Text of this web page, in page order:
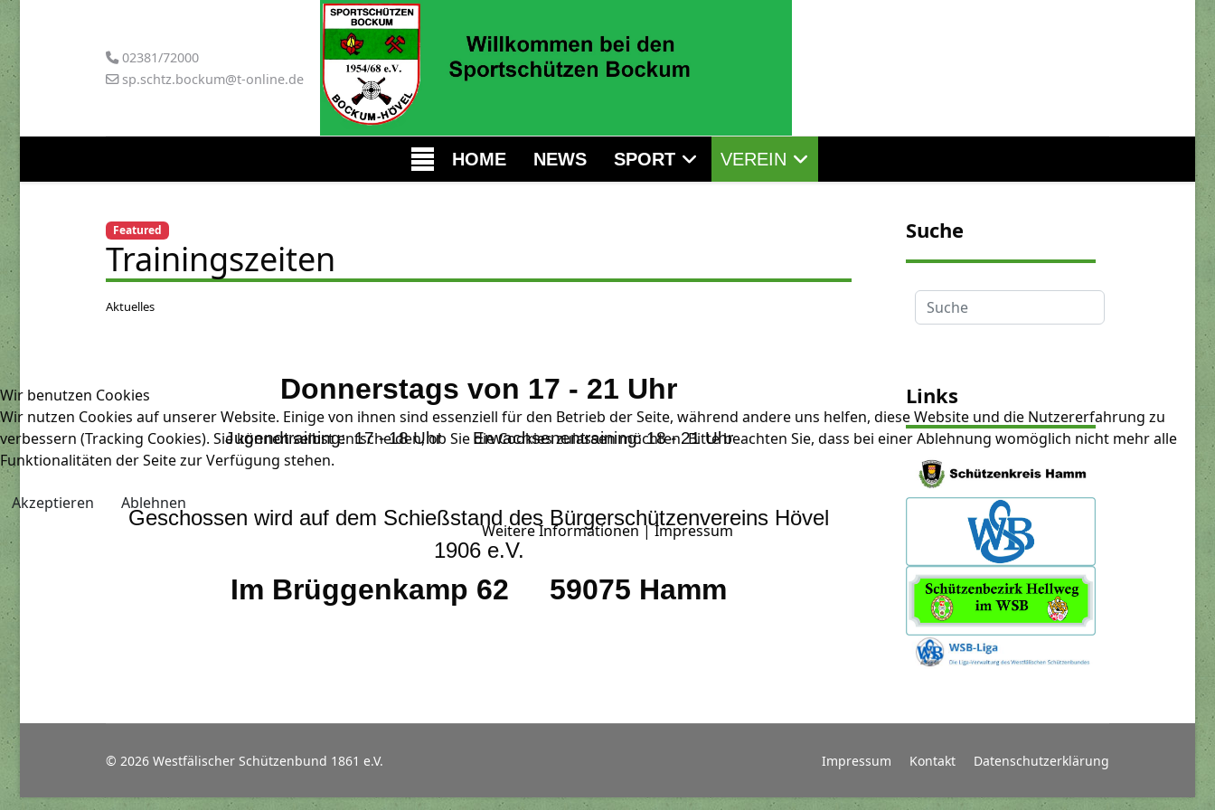
02381/72000
sp.schtz.bockum@t-online.de
HOME NEWS SPORT VEREIN
Featured
Trainingszeiten
Aktuelles
Donnerstags von 17 - 21 Uhr
Jugendtraining: 17 - 18 UhrErwachsenentraining: 18 - 21 Uhr
Geschossen wird auf dem Schießstand des Bürgerschützenvereins Hövel
1906 e.V.
Im Brüggenkamp 62 59075 Hamm
Suche
Suche
Links
© 2026 Westfälischer Schützenbund 1861 e.V. Impressum Kontakt Datenschutzerklärung
Wir benutzen Cookies
Wir nutzen Cookies auf unserer Website. Einige von ihnen sind essenziell für den Betrieb der Seite, während andere uns helfen, diese Website und die Nutzererfahrung zu
verbessern (Tracking Cookies). Sie können selbst entscheiden, ob Sie die Cookies zulassen möchten. Bitte beachten Sie, dass bei einer Ablehnung womöglich nicht mehr alle
Funktionalitäten der Seite zur Verfügung stehen.
Akzeptieren
Ablehnen
Weitere Informationen |Impressum